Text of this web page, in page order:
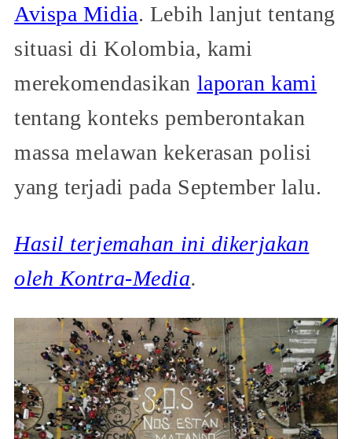
Avispa Midia. Lebih lanjut tentang
situasi di Kolombia, kami
merekomendasikan laporan kami
tentang konteks pemberontakan
massa melawan kekerasan polisi
yang terjadi pada September lalu.
Hasil terjemahan ini dikerjakan
oleh Kontra-Media.